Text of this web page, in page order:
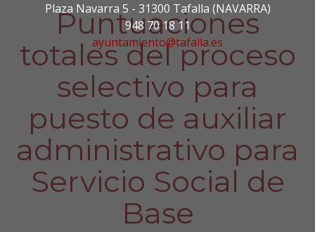
Plaza Navarra 5 - 31300 Tafalla (NAVARRA)
948 70 18 11
ayuntamiento@tafalla.es
Puntuaciones
totales del proceso
selectivo para
puesto de auxiliar
administrativo para
Servicio Social de
Base